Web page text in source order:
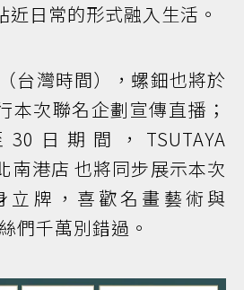
日常的形式融入生活。
台灣時間），螺鈿也將於
本次聯名企劃宣傳直播；
日期間，TSUTAYA
南港店 也將同步展示本次
立牌，喜歡名畫藝術與
們千萬別錯過。